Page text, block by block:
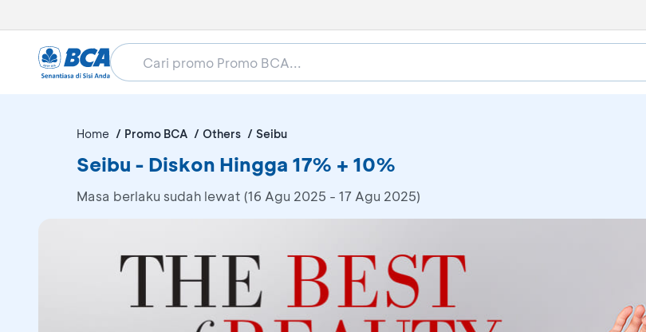
Home Promo BCA Others Seibu
Seibu - Diskon Hingga 17% + 10%
Masa berlaku sudah lewat (16 Agu 2025 - 17 Agu 2025)